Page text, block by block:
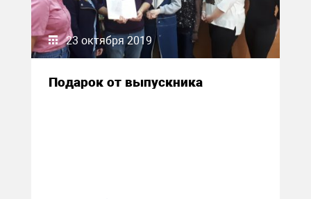
23 октября 2019
Подарок от выпускника